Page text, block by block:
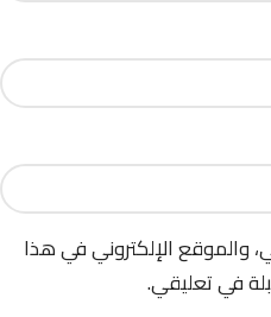
والموقع الإلكتروني في هذا
في تعليقي.